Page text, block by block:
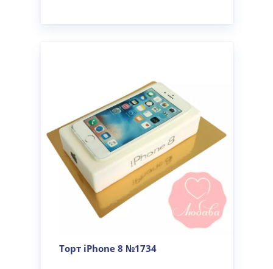
Торт iPhone 8 №1734